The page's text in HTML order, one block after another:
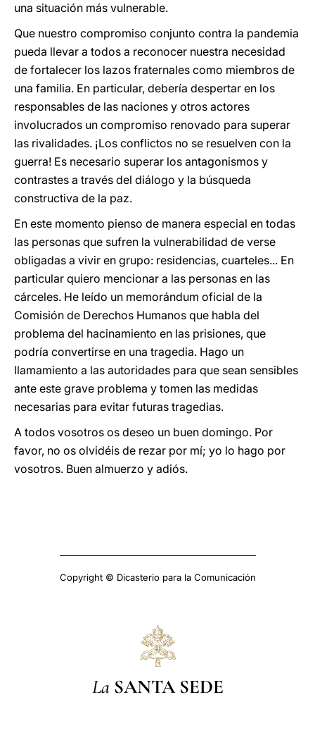
una situación más vulnerable.
Que nuestro compromiso conjunto contra la pandemia
pueda llevar a todos a reconocer nuestra necesidad
de fortalecer los lazos fraternales como miembros de
una familia. En particular, debería despertar en los
responsables de las naciones y otros actores
involucrados un compromiso renovado para superar
las rivalidades. ¡Los conflictos no se resuelven con la
guerra! Es necesario superar los antagonismos y
contrastes a través del diálogo y la búsqueda
constructiva de la paz.
En este momento pienso de manera especial en todas
las personas que sufren la vulnerabilidad de verse
obligadas a vivir en grupo: residencias, cuarteles... En
particular quiero mencionar a las personas en las
cárceles. He leído un memorándum oficial de la
Comisión de Derechos Humanos que habla del
problema del hacinamiento en las prisiones, que
podría convertirse en una tragedia. Hago un
llamamiento a las autoridades para que sean sensibles
ante este grave problema y tomen las medidas
necesarias para evitar futuras tragedias.
A todos vosotros os deseo un buen domingo. Por
favor, no os olvidéis de rezar por mí; yo lo hago por
vosotros. Buen almuerzo y adiós.
Copyright © Dicasterio para la Comunicación
La SANTA SEDE